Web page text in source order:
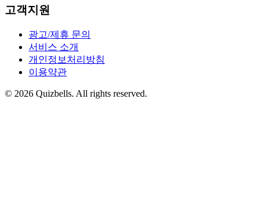
고객지원
광고/제휴 문의
서비스 소개
개인정보처리방침
이용약관
© 2026 Quizbells. All rights reserved.